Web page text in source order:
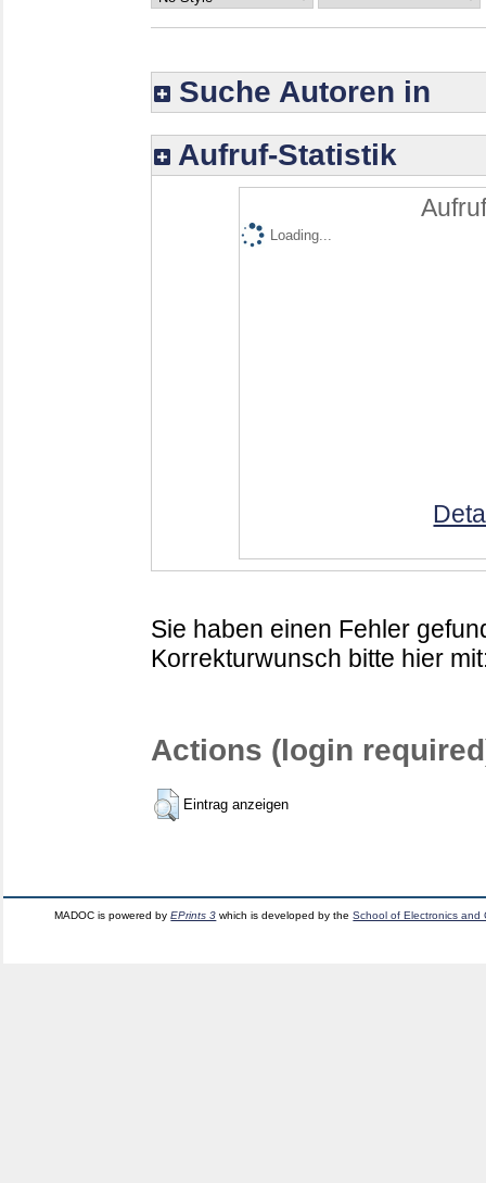
Suche Autoren in
Aufruf-Statistik
Loading...
Sie haben einen Fehler
Korrekturwunsch bitte hier
Actions (login
Eintrag anzeigen
MADOC is powered byEPrints 3 which is developed by theSchool of Electronics and